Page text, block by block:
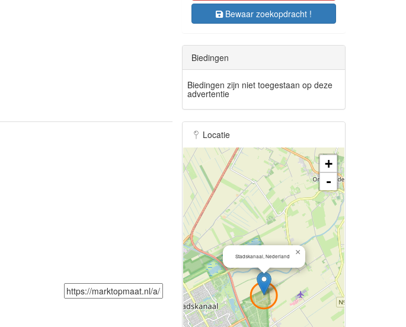
Bewaar zoekopdracht !
Biedingen
Biedingen zijn niet toegestaan op deze
advertentie
Locatie
Stadskanaal, Nederland ×
+
-